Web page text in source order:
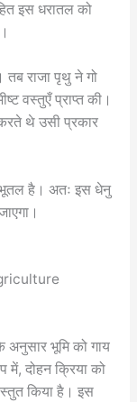
इस धरातल को
राजा पृथु ने गो
वस्तुएँ प्राप्त की।
थे उसी प्रकार
भूतल है। अतः इस धेनु
अनुसार भूमि को गाय
में, दोहन क्रिया को
किया है। इस